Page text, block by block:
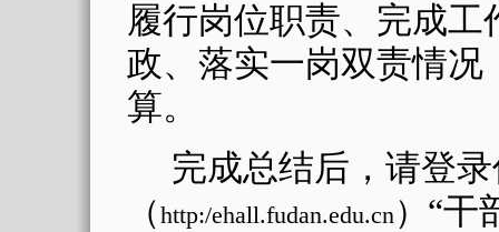
履行岗位职责、完成
政、落实一岗双责情况
算。
完成总结后，请登
（http:/ehall.fudan.edu.cn） “干